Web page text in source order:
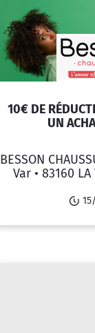
10€ DE
UN
BESSON
Var • 83160 LA